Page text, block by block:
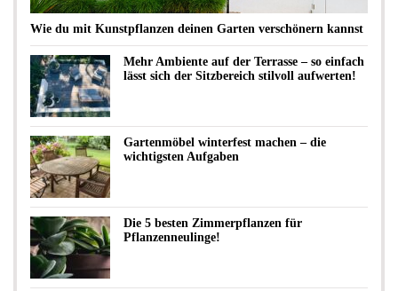
Wie du mit Kunstpflanzen deinen Garten verschönern kannst
Mehr Ambiente auf der Terrasse – so einfach
lässt sich der Sitzbereich stilvoll aufwerten!
Gartenmöbel winterfest machen – die
wichtigsten Aufgaben
Die 5 besten Zimmerpflanzen für
Pflanzenneulinge!